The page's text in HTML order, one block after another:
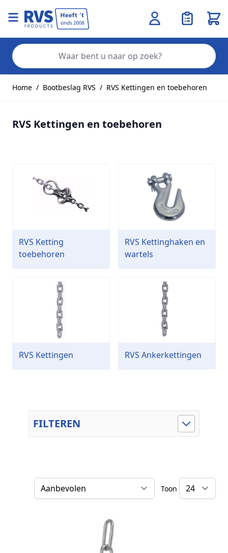
Home / Bootbeslag RVS / RVS Kettingen en toebehoren
RVS Kettingen en toebehoren
RVS Ketting
toebehoren
RVS Kettinghaken en
wartels
RVS Kettingen RVS Ankerkettingen
FILTEREN
Sorteer op
Toon